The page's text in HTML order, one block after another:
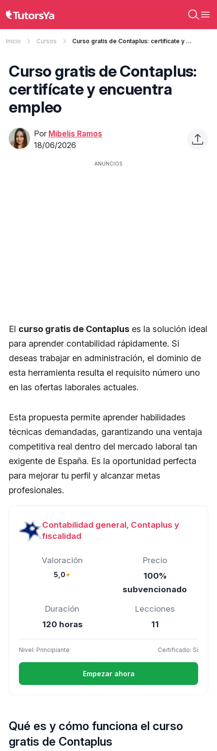
Inicio Cursos Curso gratis de Contaplus: certifícate y encuentra empleo
Curso gratis de Contaplus:
certifícate y encuentra
empleo
Por Mibelis Ramos
18/06/2026
ANUNCIOS
El curso gratis de Contaplus es la solución ideal
para aprender contabilidad rápidamente. Si
deseas trabajar en administración, el dominio de
esta herramienta resulta el requisito número uno
en las ofertas laborales actuales.
Esta propuesta permite aprender habilidades
técnicas demandadas, garantizando una ventaja
competitiva real dentro del mercado laboral tan
exigente de España. Es la oportunidad perfecta
para mejorar tu perfil y alcanzar metas
profesionales.
Contabilidad general, Contaplus y
fiscalidad
Valoración
5,0★
Precio
100%
subvencionado
Duración
120 horas
Lecciones
11
Nivel: Principiante Certificado: Sí
Empezar ahora
Qué es y cómo funciona el curso
gratis de Contaplus